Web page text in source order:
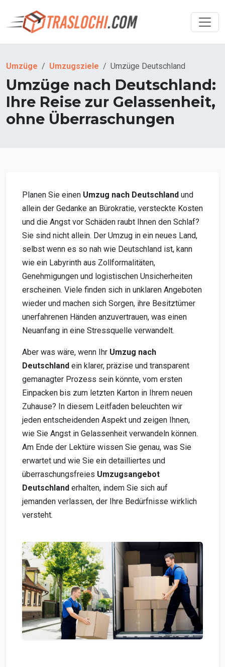
Umzüge Umzugsziele Umzüge Deutschland
Umzüge nach Deutschland:
Ihre Reise zur Gelassenheit,
ohne Überraschungen
Planen Sie einen Umzug nach Deutschland und
allein der Gedanke an Bürokratie, versteckte Kosten
und die Angst vor Schäden raubt Ihnen den Schlaf?
Sie sind nicht allein. Der Umzug in ein neues Land,
selbst wenn es so nah wie Deutschland ist, kann
wie ein Labyrinth aus Zollformalitäten,
Genehmigungen und logistischen Unsicherheiten
erscheinen. Viele finden sich in unklaren Angeboten
wieder und machen sich Sorgen, ihre Besitztümer
unerfahrenen Händen anzuvertrauen, was einen
Neuanfang in eine Stressquelle verwandelt.
Aber was wäre, wenn Ihr Umzug nach
Deutschland ein klarer, präzise und transparent
gemanagter Prozess sein könnte, vom ersten
Einpacken bis zum letzten Karton in Ihrem neuen
Zuhause? In diesem Leitfaden beleuchten wir
jeden entscheidenden Aspekt und zeigen Ihnen,
wie Sie Angst in Gelassenheit verwandeln können.
Am Ende der Lektüre wissen Sie genau, was Sie
erwartet und wie Sie ein detailliertes und
überraschungsfreies Umzugsangebot
Deutschland erhalten, indem Sie sich auf
jemanden verlassen, der Ihre Bedürfnisse wirklich
versteht.